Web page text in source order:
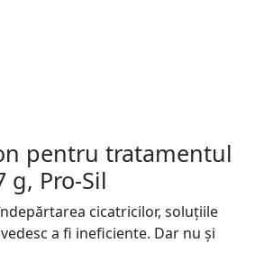
pentru tratamentul
g, Pro-Sil
cicatricilor, soluțiile
a fi ineficiente. Dar nu și